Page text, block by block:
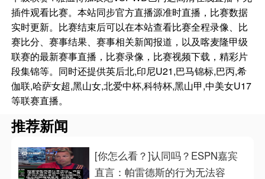
插件观看比赛。本站同步官方直播源准时直播，比赛数据
实时更新。比赛结束后可以在本站查看比赛全程录像、比
赛比分、赛事结果、赛事相关新闻报道，以及喀麦隆甲级
联赛的最新赛事直播，比赛录像，比赛视频下载，精彩片
段集锦等。同时还提供英后北,印尼U21,巴马锦标,巴丙,希
伽联,哈萨女超,黑山女,北爱中杯,科特杯,黑山甲,中美女U17
等联赛直播。
推荐新闻
[你怎么看？]认同吗？ESPN嘉宾
直言：帕雷德斯的行为无法容